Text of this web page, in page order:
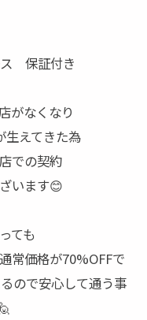
保証付き
がなくなり
生えてきた為
での契約
います😊
ても
常価格が70%OFFで
ので安心して通う事